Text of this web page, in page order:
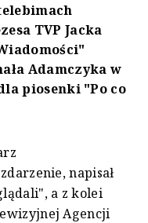
TVP Jacka
Adamczyka w
piosenki "Po co
napisał
a z kolei
Agencji